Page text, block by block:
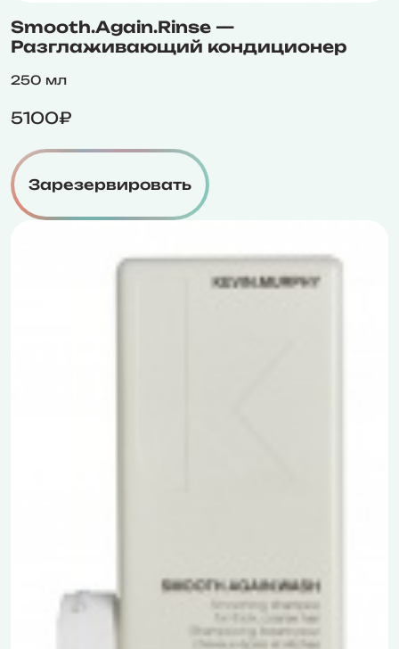
Smooth.Again.Rinse —
Разглаживающий кондиционер
250 мл
5100₽
Зарезервировать